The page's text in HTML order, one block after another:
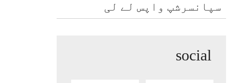
سپانسرشپ واپس لے لی
social